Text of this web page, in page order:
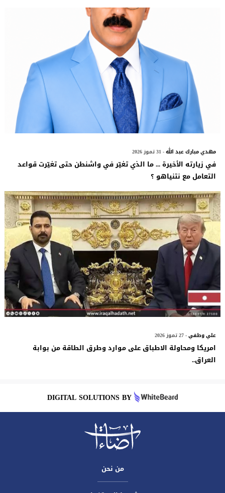
مهدي مبارك عبد الله- 31 تموز 2026
في زيارته الأخيرة ... ما الذي تغيّر في واشنطن حتى تغيّرت قواعد
التعامل مع نتنياهو ؟
علي وطفي- 27 تموز 2026
امريكا ومحاولة الاطباق على موارد وطرق الطاقة من بوابة
العراق..
DIGITAL SOLUTIONS BY
من نحن